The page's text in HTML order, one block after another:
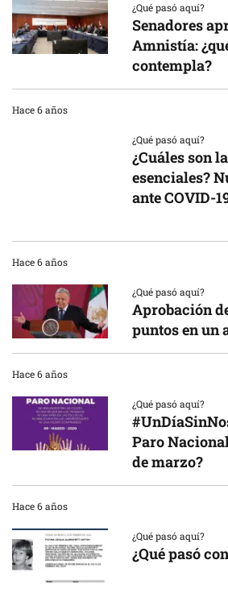
¿Qué pasó aquí?
Senadores
Amnistía:
contempla?
Hace 6 años
¿Qué pasó aquí?
¿Cuáles son
esenciales?
ante COVID-
Hace 6 años
¿Qué pasó aquí?
Aprobación
puntos en un
Hace 6 años
¿Qué pasó aquí?
Paro
de marzo?
Hace 6 años
¿Qué pasó aquí?
¿Qué pasó